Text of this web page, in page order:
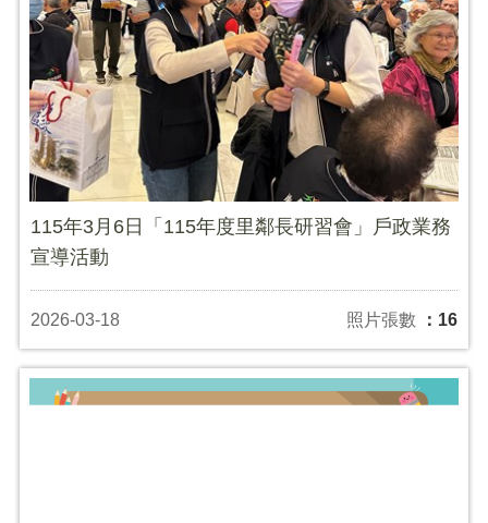
115年3月6日「115年度里鄰長研習會」戶政業務
宣導活動
2026-03-18 照片張數 ：16